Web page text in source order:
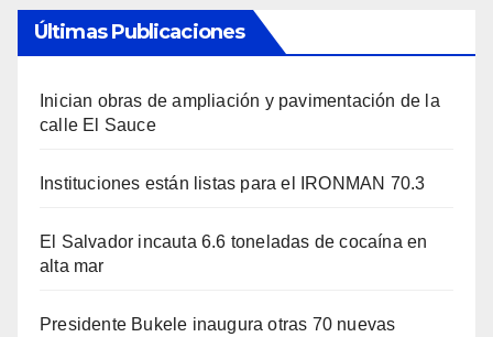
Últimas Publicaciones
Inician obras de ampliación y pavimentación de la
calle El Sauce
Instituciones están listas para el IRONMAN 70.3
El Salvador incauta 6.6 toneladas de cocaína en
alta mar
Presidente Bukele inaugura otras 70 nuevas